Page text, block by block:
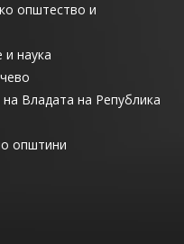
општество и
наука
Владата на Република
општини